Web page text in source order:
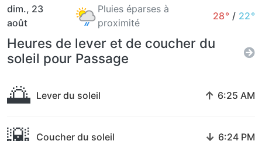
dim., 23
août
Pluies éparses à
proximité
28° / 22°
Heures de lever et de coucher du
soleil pour Passage
🌅 Lever du soleil ↑ 6:25 AM
Coucher du soleil ↓ 6:24 PM